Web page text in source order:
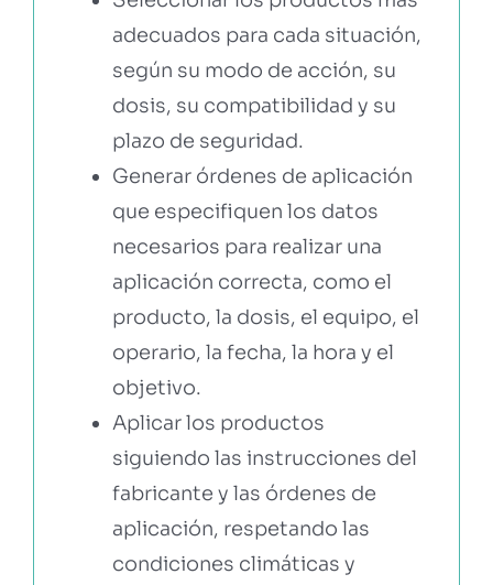
adecuados para cada situación,
según su modo de acción, su
dosis, su compatibilidad y su
plazo de seguridad.
Generar órdenes de aplicación
que especifiquen los datos
necesarios para realizar una
aplicación correcta, como el
producto, la dosis, el equipo, el
operario, la fecha, la hora y el
objetivo.
Aplicar los productos
siguiendo las instrucciones del
fabricante y las órdenes de
aplicación, respetando las
condiciones climáticas y